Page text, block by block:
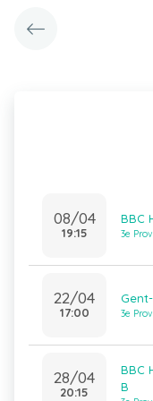
08/04
19:15
BBC
3e
22/04
17:00 3e
28/04
20:15
BBC
B